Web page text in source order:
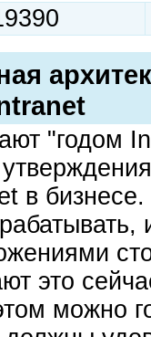
"годом
в
это
можно